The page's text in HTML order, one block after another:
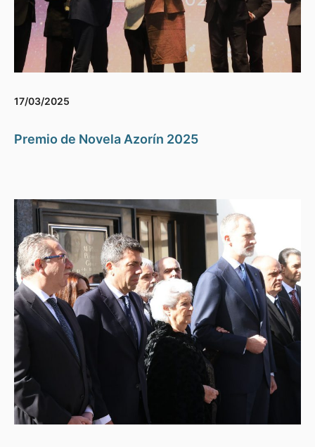
17/03/2025
Premio de Novela Azorín 2025